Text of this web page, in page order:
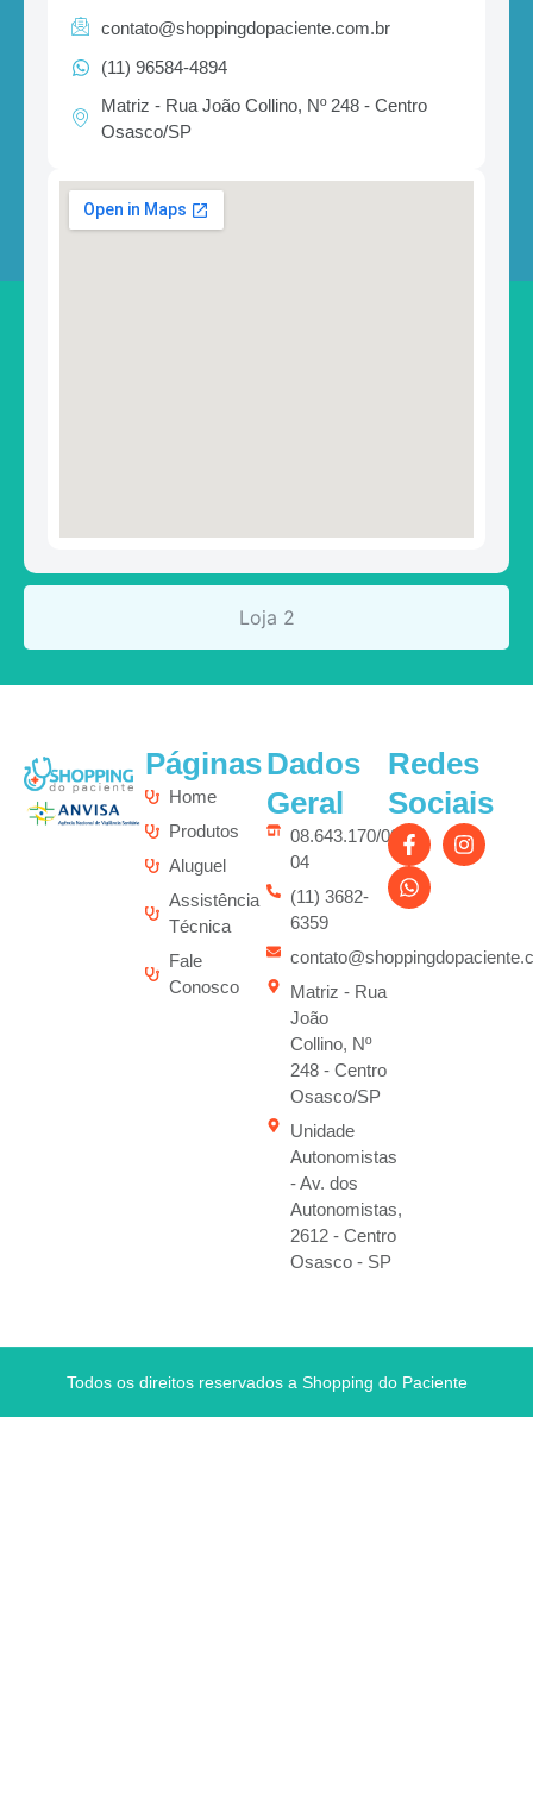
Loja 2
contato@shoppingdopaciente.com.br
(11) 96584-4894
Matriz - Rua João Collino, Nº 248 - Centro
Osasco/SP
Páginas
Home
Produtos
Aluguel
Assistência
Técnica
Fale
Conosco
Dados
Geral
08.643.170/0001-
04
(11) 3682-
6359
Matriz - Rua
João
Collino, Nº
248 - Centro
Osasco/SP
Unidade
Autonomistas
- Av. dos
Autonomistas,
2612 - Centro
Osasco - SP
Redes
Sociais
Todos os direitos reservados a Shopping do Paciente